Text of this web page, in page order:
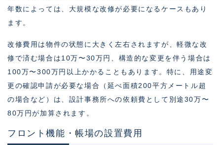
年数によっては、大規模な改修が必要になるケースもあり
ます。
改修費用は物件の状態に大きく左右されますが、軽微な改
修で済む場合は10万〜30万円、構造的な変更を伴う場合は
100万〜300万円以上かかることもあります。特に、用途変
更の確認申請が必要な場合（延べ面積200平方メートル超
の場合など）は、設計事務所への依頼費として別途30万〜
80万円が加算されます。
フロント機能・帳場の設置費用